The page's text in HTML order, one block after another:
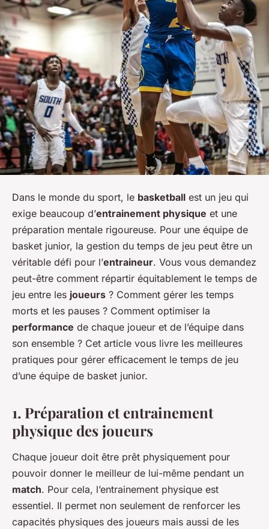
Dans le monde du sport, le basketball est un jeu qui
exige beaucoup d’entrainement physique et une
préparation mentale rigoureuse. Pour une équipe de
basket junior, la gestion du temps de jeu peut être un
véritable défi pour l’entraineur. Vous vous demandez
peut-être comment répartir équitablement le temps de
jeu entre les joueurs ? Comment gérer les temps
morts et les pauses ? Comment optimiser la
performance de chaque joueur et de l’équipe dans
son ensemble ? Cet article vous livre les meilleures
pratiques pour gérer efficacement le temps de jeu
d’une équipe de basket junior.
1. Préparation et entrainement
physique des joueurs
Chaque joueur doit être prêt physiquement pour
pouvoir donner le meilleur de lui-même pendant un
match. Pour cela, l’entrainement physique est
essentiel. Il permet non seulement de renforcer les
capacités physiques des joueurs mais aussi de les